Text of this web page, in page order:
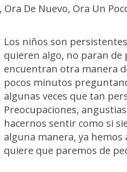
Los niños son
quieren algo, no paran de
encuentran otra manera
pocos minutos
algunas veces que tan
Preocupaciones,
hacernos sentir como si
alguna manera, ya
quiere que paremos de